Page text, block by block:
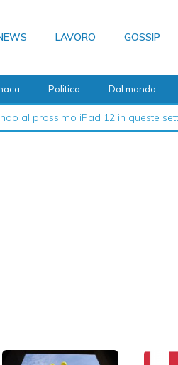
LAVORO GOSSIP
Politica Dal mondo
al prossimo iPad 12 in queste